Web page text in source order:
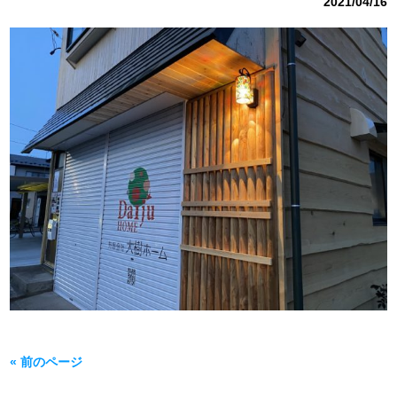
« 前のページ